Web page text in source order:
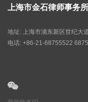
上海市金石律师事务所
地址: 上海市浦东新区世纪大
电话: +86-21-68755522